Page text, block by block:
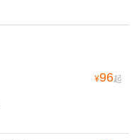
¥96起